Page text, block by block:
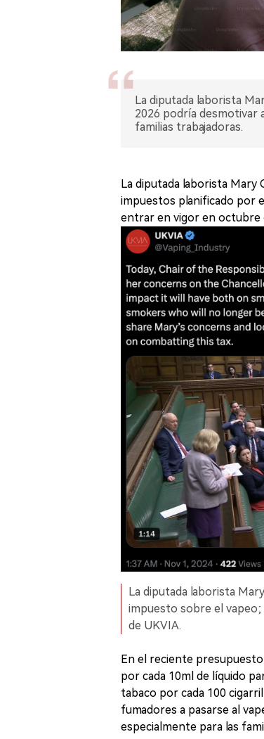
La diputada laborista
2026 podría desmotivar
familias trabajadoras.
La diputada laborista Mary
impuestos planificado por
entrar en vigor en octubre
La diputada laborista
impuesto sobre el vapeo;
de UKVIA.
En el reciente presupuesto
por cada 10ml de líquido
tabaco por cada 100
fumadores a pasarse al
especialmente para las